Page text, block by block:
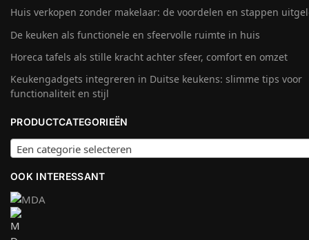
Huis verkopen zonder makelaar: de voordelen en stappen
De keuken als functionele en sfeervolle ruimte in huis
Horeca tafels als stille kracht achter sfeer, comfort en omzet
Keukengadgets integreren in Duitse keukens: slimme tips voor
functionaliteit en stijl
PRODUCTCATEGORIEËN
Een categorie selecteren
OOK INTERESSANT